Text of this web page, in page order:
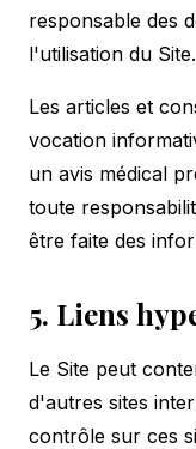
responsable des
l'utilisation du Site.
Les articles et
vocation
un avis médical
toute
être faite des
5. Liens
Le Site peut
d'autres sites
contrôle sur ces